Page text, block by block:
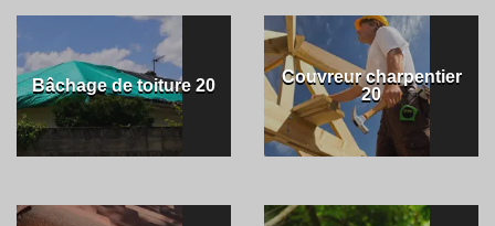
Bâchage de toiture 20
Couvreur charpentier
20